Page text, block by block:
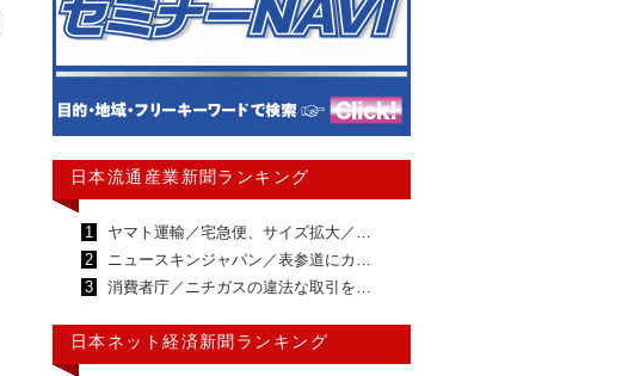
日本流通産業新聞ランキング
1
ヤマト運輸／宅急便、サイズ拡大／…
2
ニュースキンジャパン／表参道にカ…
3
消費者庁／ニチガスの違法な取引を…
日本ネット経済新聞ランキング